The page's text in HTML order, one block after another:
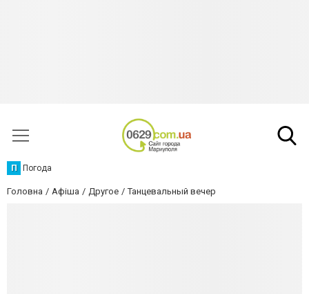
П Погода
Головна Афіша Другое Танцевальный вечер